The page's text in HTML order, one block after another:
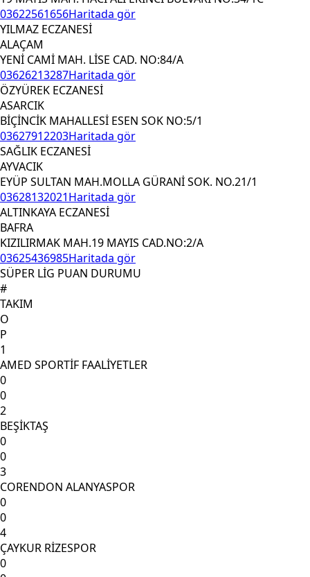
03622561656Haritada gör
YILMAZ ECZANESİ
ALAÇAM
YENİ CAMİ MAH. LİSE CAD. NO:84/A
03626213287Haritada gör
ÖZYÜREK ECZANESİ
ASARCIK
BİÇİNCİK MAHALLESİ ESEN SOK NO:5/1
03627912203Haritada gör
SAĞLIK ECZANESİ
AYVACIK
EYÜP SULTAN MAH.MOLLA GÜRANİ SOK. NO.21/1
03628132021Haritada gör
ALTINKAYA ECZANESİ
BAFRA
KIZILIRMAK MAH.19 MAYIS CAD.NO:2/A
03625436985Haritada gör
SÜPER LİG PUAN DURUMU
#
TAKIM
O
P
1
AMED SPORTİF FAALİYETLER
0
0
2
BEŞİKTAŞ
0
0
3
CORENDON ALANYASPOR
0
0
4
ÇAYKUR RİZESPOR
0